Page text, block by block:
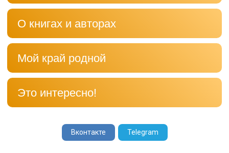
О книгах и авторах
Мой край родной
Это интересно!
Вконтакте Telegram